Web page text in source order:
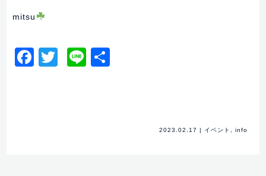
mitsu
Facebook
Twitter
Line
2023.02.17 | イベント info